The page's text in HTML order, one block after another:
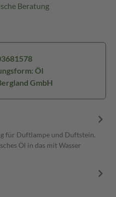
Beratung
Öl
GmbH
für Duftlampe und Duftstein.
Öl in das mit Wasser